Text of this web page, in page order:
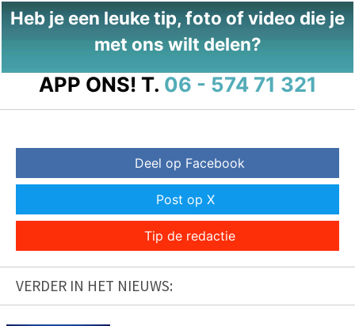
Heb je een leuke tip, foto of video die je
met ons wilt delen?
APP ONS! T. 06 - 574 71 321
Deel op Facebook
Post op X
Tip de redactie
VERDER IN HET NIEUWS: